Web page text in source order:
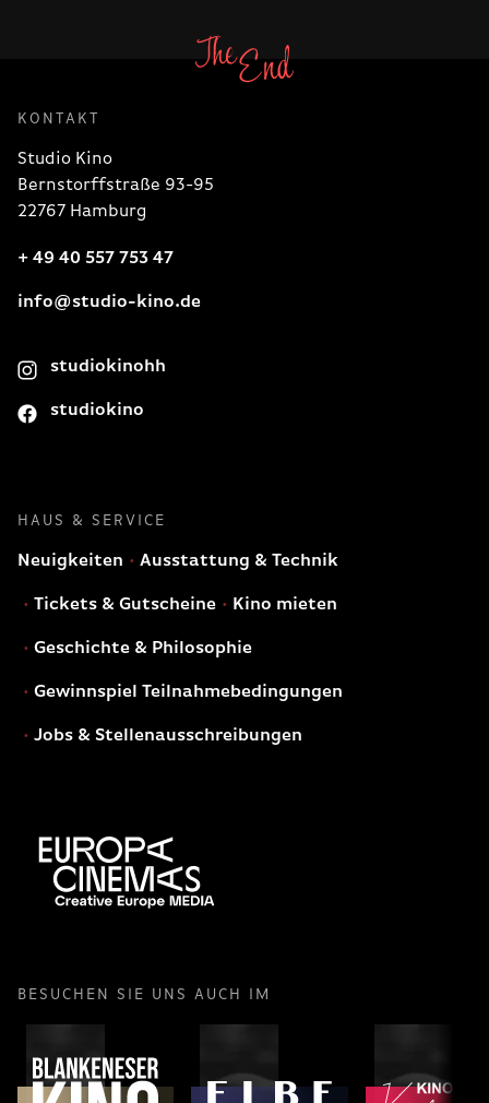
KONTAKT
Studio Kino
Bernstorffstraße 93-95
22767 Hamburg
+ 49 40 557 753 47
info@studio-kino.de
studiokinohh
studiokino
HAUS & SERVICE
Neuigkeiten Ausstattung & Technik
Tickets & Gutscheine Kino mieten
Geschichte & Philosophie
Gewinnspiel Teilnahmebedingungen
Jobs & Stellenausschreibungen
BESUCHEN SIE UNS AUCH IM